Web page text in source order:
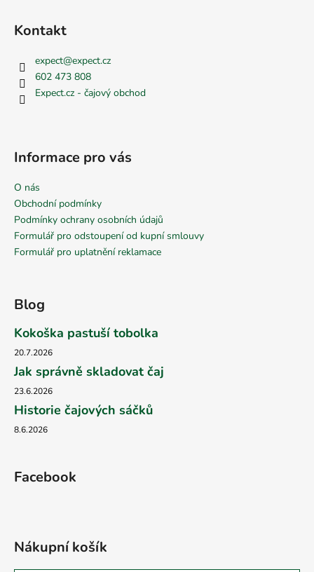
Kontakt
expect@expect.cz
602 473 808
Expect.cz - čajový obchod
Informace pro vás
O nás
Obchodní podmínky
Podmínky ochrany osobních údajů
Formulář pro odstoupení od kupní smlouvy
Formulář pro uplatnění reklamace
Blog
Kokoška pastuší tobolka
20.7.2026
Jak správně skladovat čaj
23.6.2026
Historie čajových sáčků
8.6.2026
Facebook
Nákupní košík